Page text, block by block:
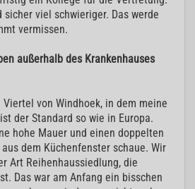
sicher viel schwieriger. Das werde
vermissen.
außerhalb des Krankenhauses
Viertel von Windhoek, in dem meine
der Standard so wie in Europa.
hohe Mauer und einen doppelten
dem Küchenfenster schaue. Wir
Art Reihenhaussiedlung, die
Das war am Anfang ein bisschen